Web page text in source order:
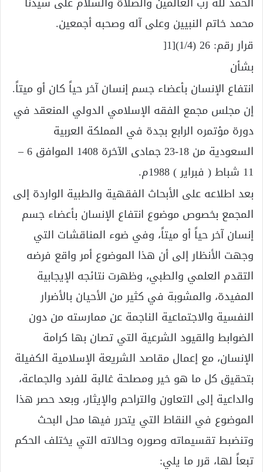
محمد خاتم النبيين وعلى آله وصحبه أجمعين.
قرار رقم: 26 (1/4)[1[
بشأن
انتفاع الإنسان بأعضاء جسم إنسان آخر حياً كان أو ميتاً.
إن مجلس مجمع الفقه الإسلامي الدولي المنعقد في
دورة مؤتمره الرابع بجدة في المملكة العربية
السعودية من 18-23 جمادى الآخرة 1408 الموافق 6 –
11 شباط ( فبراير ) 1988م.
بعد اطلاعه على الأبحاث الفقهية والطبية الواردة إلى
المجمع بخصوص موضوع انتفاع الإنسان بأعضاء جسم
إنسان آخر حياً أو ميتاً، وفي ضوء المناقشات التي
وجهت الأنظار إلى أن هذا الموضوع أمر واقع فرضه
التقدم العلمي والطبي، وظهرت نتائجه الإيجابية
المفيدة، والمشوبة في كثير من الأحيان بالأضرار
النفسية والاجتماعية الناجمة عن ممارسته من دون
الضوابط والقيود الشرعية التي تصان بها كرامة
الإنسان، مع إعمال مقاصد الشريعة الإسلامية الكفيلة
بتحقيق كل ما هو خير ومصلحة غالبة للفرد والجماعة،
والداعية إلى التعاون والتراحم والإيثار، وبعد حصر هذا
الموضوع في النقاط التي يتحرر فيها محل البحث
وتنضبط تقسيماته وصوره وحالاته التي يختلف الحكم
تبعاً لها، قرر ما يلي: